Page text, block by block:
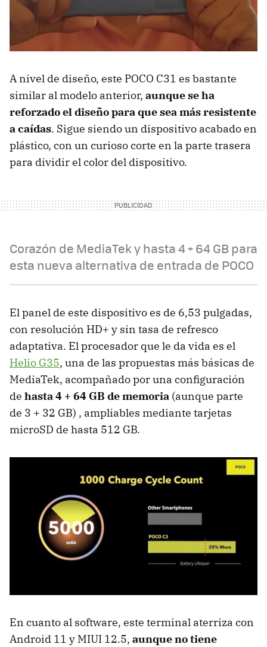
A nivel de diseño, este POCO C31 es bastante
similar al modelo anterior, aunque se ha
reforzado el diseño para que sea más resistente
a caídas. Sigue siendo un dispositivo acabado en
plástico, con un curioso corte en la parte trasera
para dividir el color del dispositivo.
Corazón de MediaTek y hasta 4 + 64 GB para
esta nueva alternativa de entrada de POCO
El panel de este dispositivo es de 6,53 pulgadas,
con resolución HD+ y sin tasa de refresco
adaptativa. El procesador que le da vida es el
Helio G35, una de las propuestas más básicas de
MediaTek, acompañado por una configuración
de hasta 4 + 64 GB de memoria (aunque parte
de 3 + 32 GB) , ampliables mediante tarjetas
microSD de hasta 512 GB.
En cuanto al software, este terminal aterriza con
Android 11 y MIUI 12.5, aunque no tiene